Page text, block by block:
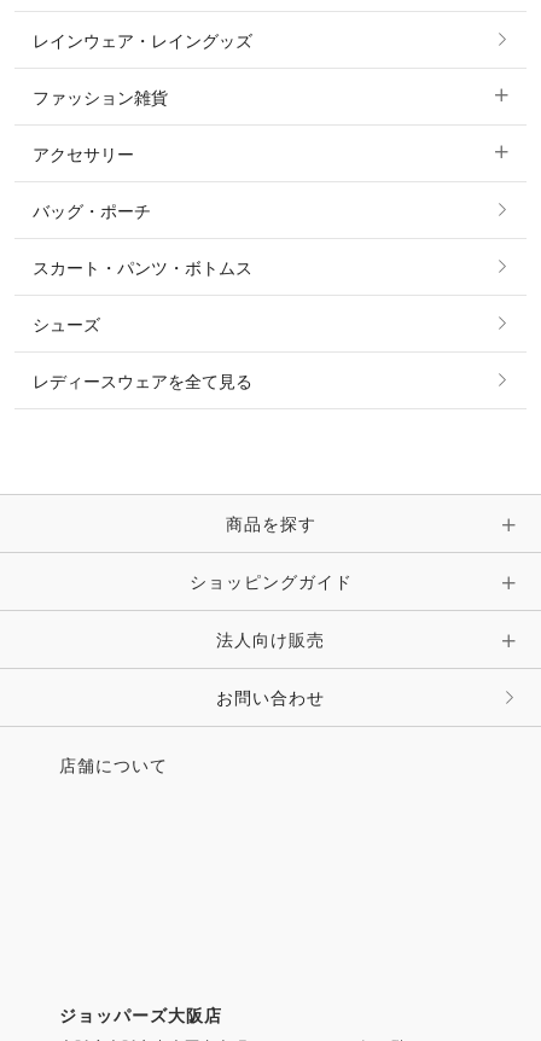
パーカー・トレーナー・スウェット
ニット・セーター
シャツ・ブラウス・ワンピース
ジャケット・ブルゾン
その他 アウター
すべての競技用ウェア
ショージャケット
ショーシャツ
レインウェア・レイングッズ
ファッション雑貨
すべてのファッション雑貨
ソックス
ベルト
マフラー・スカーフ・ストール・スヌード
時計・財布・キーケース・革小物
キーホルダー・チャーム・ストラップ
その他 ファッション雑貨
アクセサリー
すべてのアクセサリー
リング
ピアス・イヤリング
ピン・ブローチ・コサージュ
その他 アクセサリー
バッグ・ポーチ
スカート・パンツ・ボトムス
シューズ
レディースウェアを全て見る
商品を探す
ショッピングガイド
法人向け販売
お問い合わせ
店舗について
ジョッパーズ大阪店